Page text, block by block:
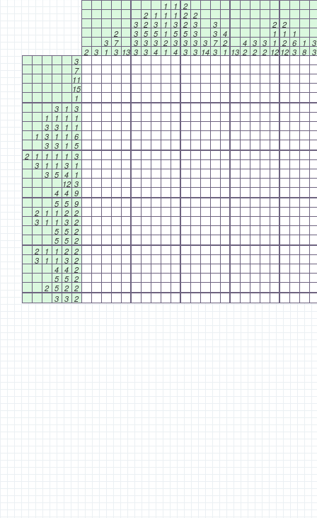
1 1 2
2
1 1 1 2 2
3 2 3 1 3 2 3 3 2 2
2
3 5 5 1 5 5 3 3 4 1 1
1
3 7 3 3 3 2 3 3 3 3 7 2 4 3 3 1 2 6 1 3
2 3 1 3 13 3 3 4 1 4 3 3 14 3 1 13 2 2 2 12 12 3 8 3
3
7
11
15
1
3
1 3
1
1 1
1
3 3 1
1
1 3 1 1 6
3 3 1 5
2
1 1 1 1 3
3
1 1 3
1
3 5 4
1
12 3
4 4 9
5 5 9
2
1 1 2 2
3
1 1 3 2
5 5 2
5 5 2
2
1 1 2 2
3
1 1 3 2
4 4 2
5 5 2
2 5 2 2
3 3 2